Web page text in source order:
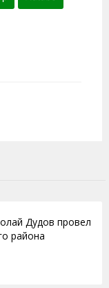
Дудов провел
района